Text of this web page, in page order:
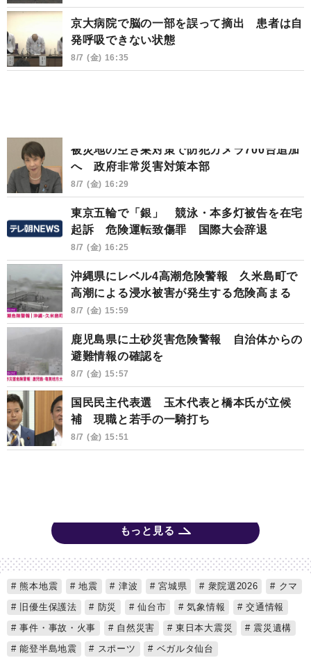
京大病院で脳の一部を誤って摘出 患者は自
発呼吸できない状態
8/7 (金) 16:35
被災地の空き巣対策で防犯カメラ700台追加
へ 政府非常災害対策本部
8/7 (金) 16:29
東京五輪で「銀」 競泳・本多灯被告を在宅
起訴 危険運転致傷罪 国際大会辞退
8/7 (金) 16:25
沖縄県にレベル4高潮危険警報 久米島町で
高潮による浸水被害が発生する危険高まる
8/7 (金) 15:59
鹿児島県に土砂災害危険警報 自治体からの
避難情報の確認を
8/7 (金) 15:57
国民民主代表選 玉木代表と橋本氏が立候
補 現職と若手の一騎打ち
8/7 (金) 15:51
もっと見る
熊本地震 地震 津波 宮城県 衆院選2026
クマ
旧優生保護法
防災 仙台市 気象情報
交通情報
事件・事故・火事
自然災害 東日本大震災
震災遺構
能登半島地震
スポーツ
ベガルタ仙台